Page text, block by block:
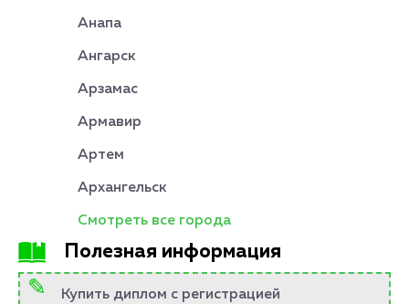
Анапа
Ангарск
Арзамас
Армавир
Артем
Архангельск
Смотреть все города
Полезная информация
Купить диплом с регистрацией